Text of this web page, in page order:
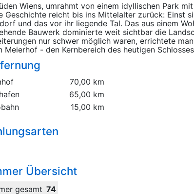
Wiens, umrahmt von einem idyllischen Park
Geschichte reicht bis ins Mittelalter zurück: Einst
und das vor ihr liegende Tal. Das aus einem
Bauwerk dominierte weit sichtbar die
nur schwer möglich waren, errichtete
Meierhof - den Kernbereich des heutigen
70,00 km
65,00 km
15,00 km
Übersicht
gesamt 74